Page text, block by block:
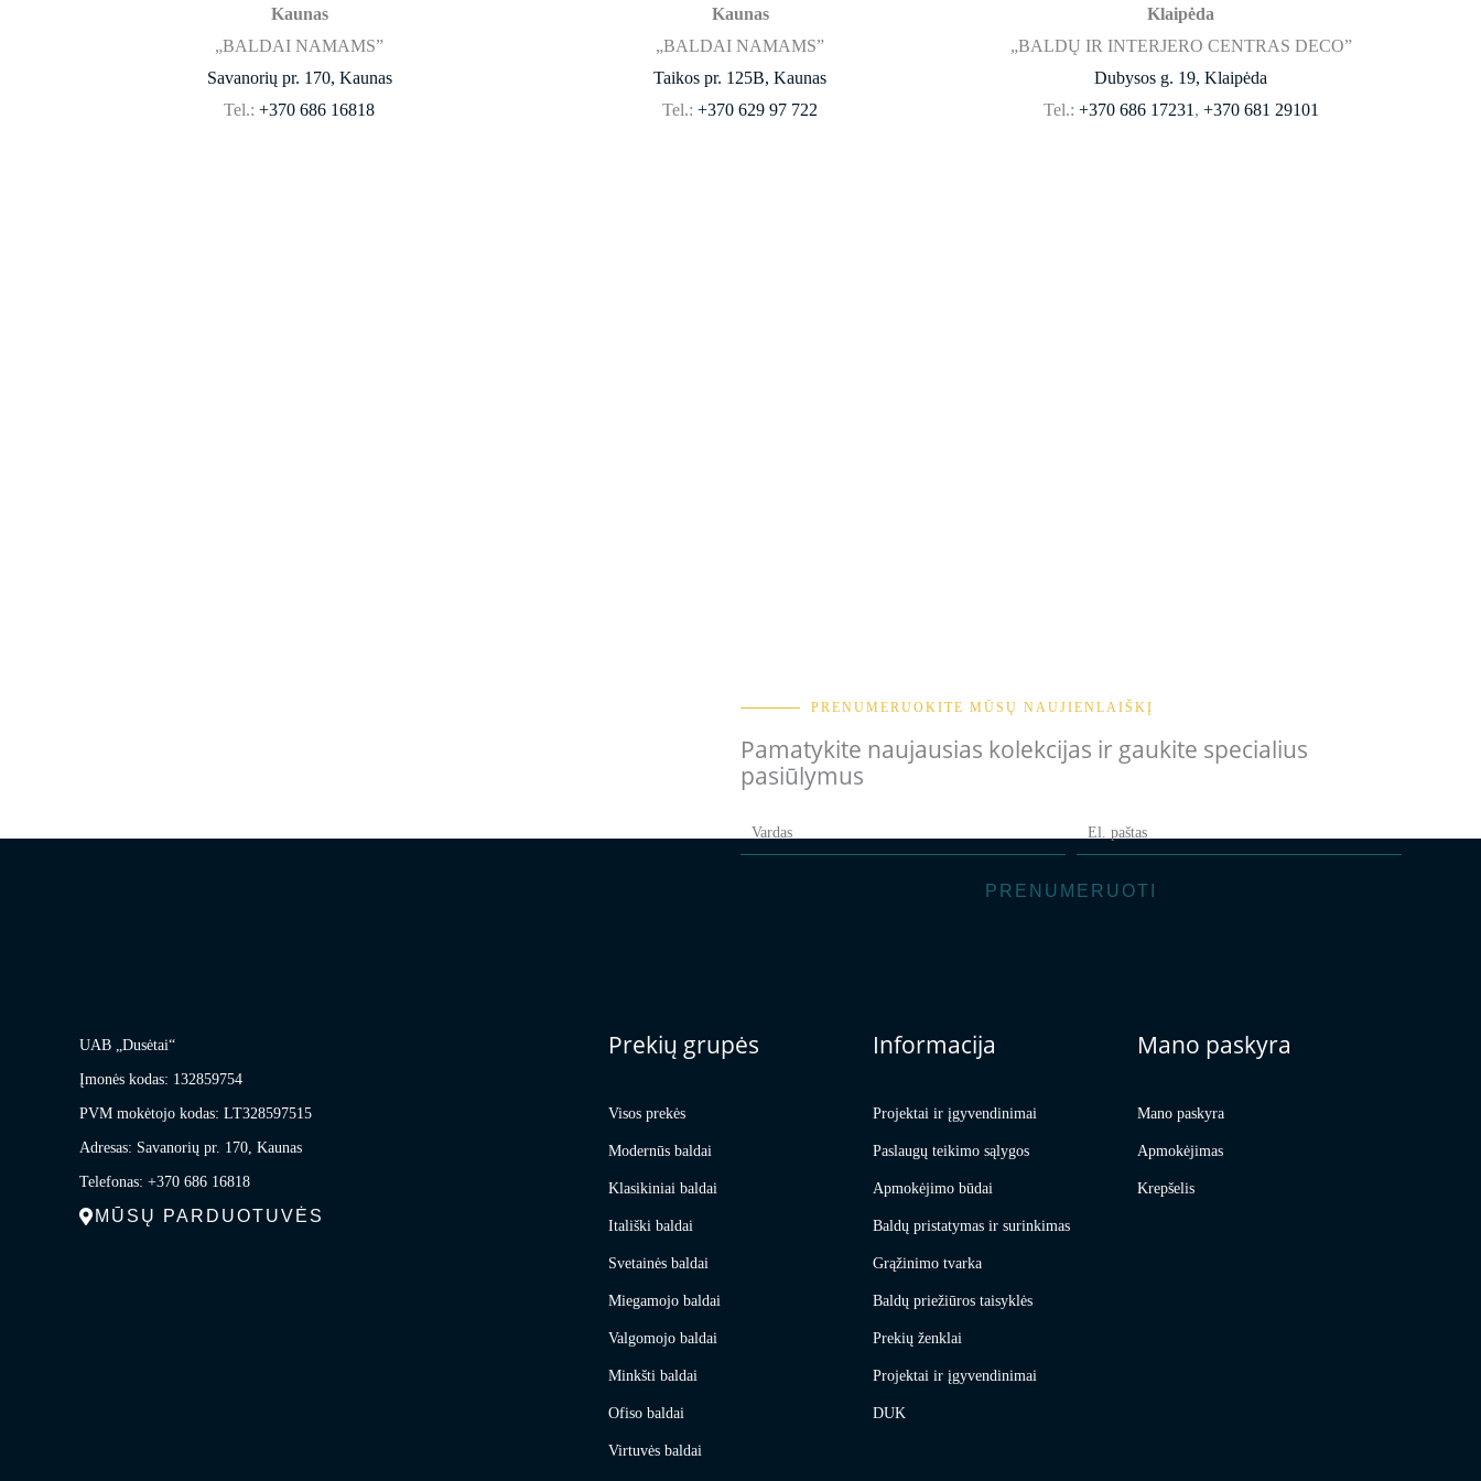
Kaunas
„BALDAI NAMAMS”
Savanorių pr. 170, Kaunas
Tel.:+370 686 16818
Kaunas
„BALDAI NAMAMS”
Taikos pr. 125B, Kaunas
Tel.:+370 629 97 722
Klaipėda
„BALDŲ IR INTERJERO CENTRAS DECO”
Dubysos g. 19, Klaipėda
Tel.: +370 686 17231 , +370 681 29101
PRENUMERUOKITE MŪSŲ NAUJIENLAIŠKĮ
Pamatykite naujausias kolekcijas ir gaukite specialius
pasiūlymus
PRENUMERUOTI
UAB „Dusėtai“
Įmonės kodas: 132859754
PVM mokėtojo kodas: LT328597515
Adresas: Savanorių pr. 170, Kaunas
Telefonas: +370 686 16818
MŪSŲ PARDUOTUVĖS
Prekių grupės
Visos prekės
Modernūs baldai
Klasikiniai baldai
Itališki baldai
Svetainės baldai
Miegamojo baldai
Valgomojo baldai
Minkšti baldai
Ofiso baldai
Virtuvės baldai
Informacija
Projektai ir įgyvendinimai
Paslaugų teikimo sąlygos
Apmokėjimo būdai
Baldų pristatymas ir surinkimas
Grąžinimo tvarka
Baldų priežiūros taisyklės
Prekių ženklai
Projektai ir įgyvendinimai
DUK
Mano paskyra
Mano paskyra
Apmokėjimas
Krepšelis